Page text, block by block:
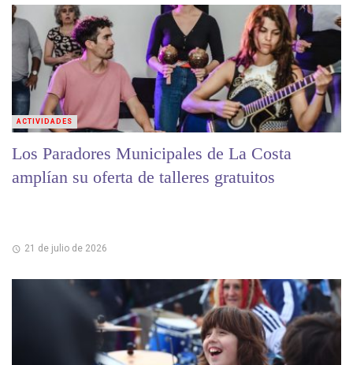
Los Paradores Municipales de La Costa
amplían su oferta de talleres gratuitos
21 de julio de 2026
ACTIVIDADES